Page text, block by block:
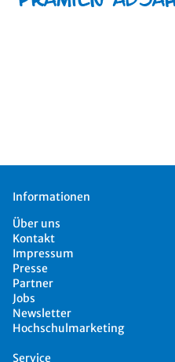
Informationen
Über uns
Kontakt
Impressum
Presse
Partner
Jobs
Newsletter
Hochschulmarketing
Service